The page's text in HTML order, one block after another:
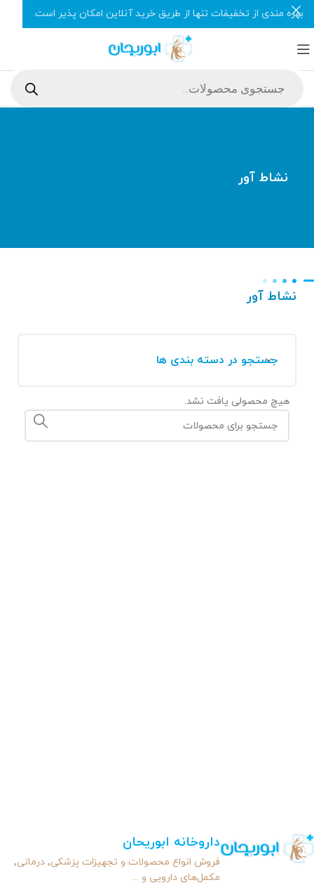
نشاط آور
نشاط آور
جستجو در دسته بندی ها
هیچ محصولی یافت نشد.
داروخانه ابوریحان
فروش انواع محصولات و تجهیزات پزشکی٬ درمانی٬
مکمل‌های دارویی و ...
بهره مندی از تخفیفات تنها از طریق خرید آنلاین امکان پذیر است.